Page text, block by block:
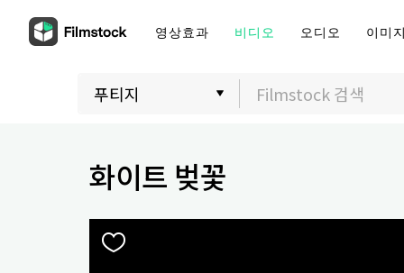
영상효과 비디오 오디오 이미
화이트 벚꽃